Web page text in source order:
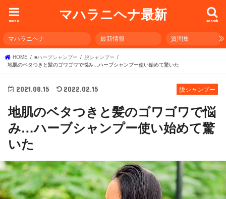
マハラニヘナ最新 search
menu
マハラニヘナ 最新情報 質問集
HOME ■ハーブシャンプー
脱シャンプー
地肌のベタつきと髪のゴワゴワで悩み…ハーブシャンプー使い始めて驚いた
脱シャンプー
2021.08.15 2022.02.15
地肌のベタつきと髪のゴワゴワで悩
み…ハーブシャンプー使い始めて驚
いた